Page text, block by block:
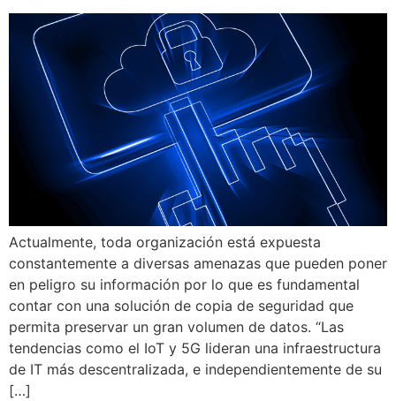
Actualmente, toda organización está expuesta
constantemente a diversas amenazas que pueden poner
en peligro su información por lo que es fundamental
contar con una solución de copia de seguridad que
permita preservar un gran volumen de datos. “Las
tendencias como el IoT y 5G lideran una infraestructura
de IT más descentralizada, e independientemente de su
[…]